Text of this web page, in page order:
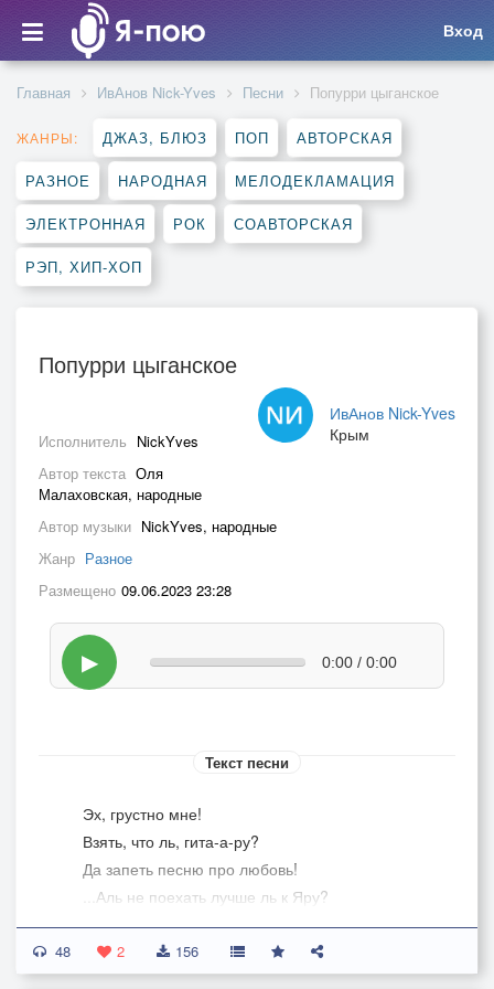
Вход
Главная ИвАнов Nick-Yves Песни Попурри цыганское
ЖАНРЫ: ДЖАЗ, БЛЮЗ ПОП АВТОРСКАЯ
РАЗНОЕ НАРОДНАЯ МЕЛОДЕКЛАМАЦИЯ
ЭЛЕКТРОННАЯ РОК СОАВТОРСКАЯ
РЭП, ХИП-ХОП
Попурри цыганское
ИвАнов Nick-Yves
Крым
Исполнитель NickYves
Автор текста Оля
Малаховская, народные
Автор музыки NickYves, народные
Жанр Разное
Размещено 09.06.2023 23:28
▶ 0:00 / 0:00
Текст песни
Эх, грустно мне!
Взять, что ль, гита-а-ру?
Да запеть песню про любовь!
...Аль не поехать лучше ль к Яру?
Да разогре-е-е-е-еть шампанским кро-о-овь!
Там цыганки, да, молодыя,
А будут петь, плясать всю ночь.
48 2 156